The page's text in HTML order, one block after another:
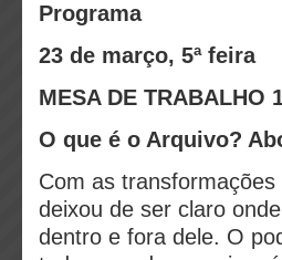
Programa
23 de março, 5ª feira
MESA DE TRABALHO
O que é o Arquivo?
Com as
deixou de ser claro
dentro e fora dele. O